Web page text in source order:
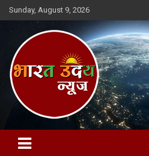
Skip
to
Sunday, August 9, 2026
Bharat Uday